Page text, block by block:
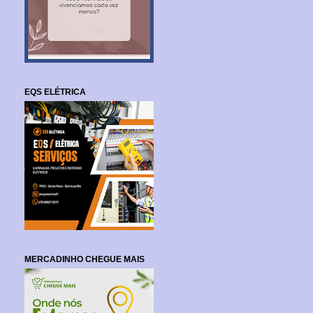
EQS ELÉTRICA
MERCADINHO CHEGUE MAIS